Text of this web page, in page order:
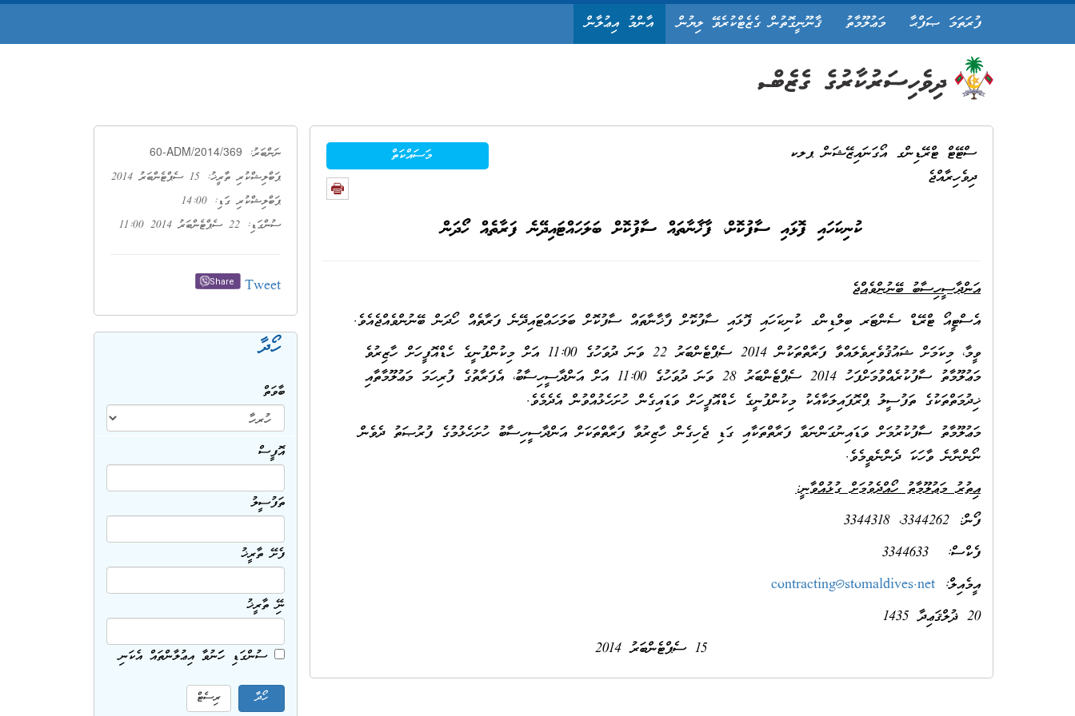
ފުރަތަމަ ޞަފްޙާ މަޢުލޫމާތު ޤާނޫނީގޮތުން ގެޒެޓްކުރެވޭ ލިޔުން އާންމު އިޢުލާން
މަސައްކަތް
ސްޓޭޓް ޓްރޭޑިންގ އޯގަނައިޒޭޝަން ޕލކ
ދިވެހިރާއްޖެ
ކުނިކަހައި ފޮޅައި ސާފުކޮށް، ފާޚާނާތައް ސާފުކޮށް ބަލަހައްޓައިދޭނެ ފަރާތެއް ހޯދަން
އަންދާސީހިސާބު ބޭނުންވެއްޖެ
އެސްޓީއޯ ޓްރޭޑް ސެންޓަރ ބިލްޑިންގ ކުނިކަހައި ފޮޅައި ސާފުކޮށް ފާޚާނާތައް ސާފުކޮށް ބަލަހައްޓައިދޭނެ ފަރާތެއް ހޯދަން ބޭނުންވެއްޖެއެވެ.
ވީމާ، މިކަމަށް ޝައުޤުވެރިވެލައްވާ ފަރާތްތަކުން 2014 ސެޕްޓެންބަރު 22 ވަނަ ދުވަހުގެ 11:00 އަށް މިކުންފުނީގެ ހެޑްއޮފީހަށް ހާޒިރުވެ
މަޢުލޫމާތު ސާފުކުރެއްވުމަށްފަހު 2014 ސެޕްޓެންބަރު 28 ވަނަ ދުވަހުގެ 11:00 އަށް އަންދާސީހިސާބު، އެފަރާތުގެ ފުރިހަމަ މަޢުލޫމާތާއި
ޚިދުމަތްތަކުގެ ތަފުސީލު ޕްރޮފައިލަކާއެކު މިކުންފުނީގެ ހެޑްއޮފީހަށް ވަޑައިގެން ހުށަހެޅުއްވުން އެދެމެވެ.
މަޢުލޫމާތު ސާފުކުރުމަށް ވަޑައިނުގަންނަވާ ފަރާތްތަކާއި ގަޑި ޖެހިގެން ހާޒިރުވާ ފަރާތްތަކަށް އަންދާސީހިސާބު ހުށަހެޅުމުގެ ފުރުޞަތު ދެވެން
ނޯންނާނެ ވާހަކަ ދެންނެވީމެވެ.
އިތުރު މަޢުލޫމާތު ހޯއްދެވުމަށް ގުޅުއްވާނީ:
ފޯން: 3344262، 3344318
ފެކްސް: 3344633
އީމެއިލް: contracting@stomaldives.net
20 ޛުލްޤަޢިދާ 1435
15 ސެޕްޓެންބަރު 2014
ނަންބަރު: 60-ADM/2014/369
ޕަބްލިޝްކުރި ތާރީޚު: 15 ސެޕްޓެންބަރު 2014
ޕަބްލިޝްކުރި ގަޑި: 14:00
ސުންގަޑި: 22 ސެޕްޓެންބަރު 2014 11:00
Tweet
Share
ހޯދާ
ބާވަތް
އޮފީސް
ތަފުސީލު
ފެށޭ ތާރީޚު
ނިމޭ ތާރީޚު
ސުންގަޑި ހަމަނުވާ އިޢުލާންތައް އެކަނި